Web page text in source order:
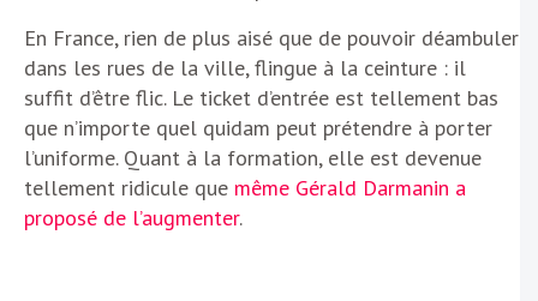
En France, rien de plus aisé que de pouvoir déambuler
dans les rues de la ville, flingue à la ceinture : il
suffit d’être flic. Le ticket d’entrée est tellement bas
que n’importe quel quidam peut prétendre à porter
l’uniforme. Quant à la formation, elle est devenue
tellement ridicule que même Gérald Darmanin a
proposé de l’augmenter.